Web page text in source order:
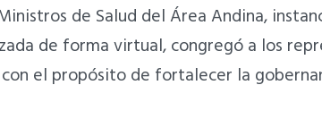
de Salud del Área Andina,
de forma virtual, congregó a los
el propósito de fortalecer la